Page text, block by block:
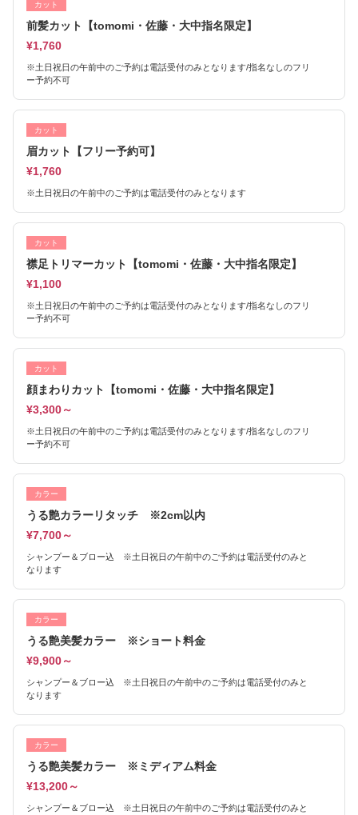
カット
前髪カット【tomomi・佐藤・大中指名限定】
¥1,760
※土日祝日の午前中のご予約は電話受付のみとなります/指名なしのフリ
ー予約不可
カット
眉カット【フリー予約可】
¥1,760
※土日祝日の午前中のご予約は電話受付のみとなります
カット
襟足トリマーカット【tomomi・佐藤・大中指名限定】
¥1,100
※土日祝日の午前中のご予約は電話受付のみとなります/指名なしのフリ
ー予約不可
カット
顔まわりカット【tomomi・佐藤・大中指名限定】
¥3,300～
※土日祝日の午前中のご予約は電話受付のみとなります/指名なしのフリ
ー予約不可
カラー
うる艶カラーリタッチ ※2cm以内
¥7,700～
シャンプー＆ブロー込 ※土日祝日の午前中のご予約は電話受付のみと
なります
カラー
うる艶美髪カラー ※ショート料金
¥9,900～
シャンプー＆ブロー込 ※土日祝日の午前中のご予約は電話受付のみと
なります
カラー
うる艶美髪カラー ※ミディアム料金
¥13,200～
シャンプー＆ブロー込 ※土日祝日の午前中のご予約は電話受付のみと